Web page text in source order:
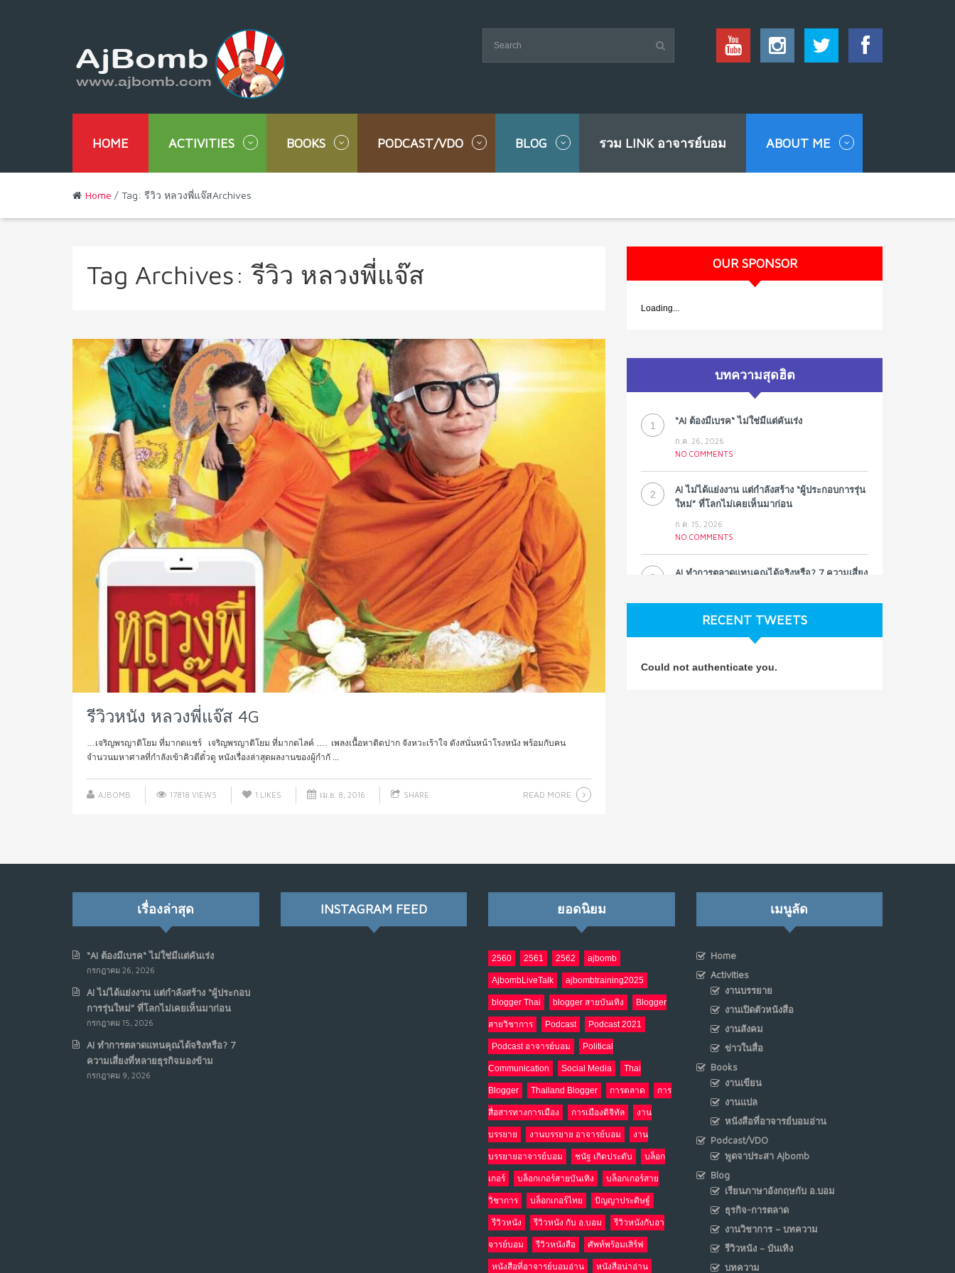
HOME ACTIVITIES BOOKS PODCAST/VDO BLOG รวม LINK อาจารย์บอม ABOUT ME
Home / Tag: รีวิว หลวงพี่แจ๊สArchives
Tag Archives:รีวิว หลวงพี่แจ๊ส
รีวิวหนัง หลวงพี่แจ๊ส 4G
…เจริญพรญาติโยม ที่มากดแชร์ เจริญพรญาติโยม ที่มากดไลค์ …. เพลงเนื้อหาติดปาก จังหวะเร้าใจ ดังสนั่นหน้าโรงหนัง พร้อมกับคน
จำนวนมหาศาลที่กำลังเข้าคิวตีตั๋วดู หนังเรื่องล่าสุดผลงานของผู้กำกั ...
AJBOMB 17818 VIEWS 1 LIKES เม.ย. 8, 2016 SHARE READ MORE
OUR SPONSOR
Loading...
บทความสุดฮิต
1 “AI ต้องมีเบรค“ ไม่ใช่มีแต่คันเร่ง
ก.ค. 26, 2026
NO COMMENTS
2
AI ไม่ได้แย่งงาน แต่กำลังสร้าง “ผู้ประกอบการรุ่น
ใหม่” ที่โลกไม่เคยเห็นมาก่อน
ก.ค. 15, 2026
NO COMMENTS
3
AI ทำการตลาดแทนคุณได้จริงหรือ? 7 ความเสี่ยง
NO COMMENTS
จาก Dan Koe ในแบบอาจารย์บอม
เมื่อรัฐบาลเริ่มคิดแบบแพลตฟอร์ม : AI กำลัง
เปลี่ยนรัฐราชการไปตลอดกาล
NO COMMENTS
8 เมื่อโลกออนไลน์ กลายเป็น“ศาลเตี้ย”
พ.ค. 4, 2026
เม.ย. 19, 2026
NO COMMENTS
10 อินโดนีเซีย กับเกมอำนาจที่มองไม่เห็น
เม.ย. 19, 2026
NO COMMENTS
RECENT TWEETS
Could not authenticate you.
เรื่องล่าสุด
“AI ต้องมีเบรค“ ไม่ใช่มีแต่คันเร่ง
กรกฎาคม 26, 2026
AI ไม่ได้แย่งงาน แต่กำลังสร้าง “ผู้ประกอบ
การรุ่นใหม่” ที่โลกไม่เคยเห็นมาก่อน
กรกฎาคม 15, 2026
AI ทำการตลาดแทนคุณได้จริงหรือ? 7
ความเสี่ยงที่หลายธุรกิจมองข้าม
กรกฎาคม 9, 2026
INSTAGRAM FEED ยอดนิยม
2560 2561 2562 ajbomb
AjbombLiveTalk ajbombtraining2025
blogger Thai blogger สายบันเทิง Blogger
สายวิชาการ Podcast Podcast 2021
Podcast อาจารย์บอม Political
Communication Social Media Thai
Blogger Thailand Blogger การตลาด การ
สื่อสารทางการเมือง การเมืองดิจิทัล งาน
บรรยาย งานบรรยาย อาจารย์บอม งาน
บรรยายอาจารย์บอม ชนัฐ เกิดประดับ บล็อก
เกอร์ บล็อกเกอร์สายบันเทิง บล็อกเกอร์สาย
วิชาการ บล็อกเกอร์ไทย ปัญญาประดิษฐ์
รีวิวหนัง รีวิวหนัง กับ อ.บอม รีวิวหนังกับอา
จารย์บอม รีวิวหนังสือ ศัพท์พร้อมเสิร์ฟ
หนังสือที่อาจารย์บอมอ่าน หนังสือน่าอ่าน
เมนูลัด
Home
Activities
งานบรรยาย
งานเปิดตัวหนังสือ
งานสังคม
ข่าวในสื่อ
Books
งานเขียน
งานแปล
หนังสือที่อาจารย์บอมอ่าน
Podcast/VDO
พูดจาประสา Ajbomb
Blog
เรียนภาษาอังกฤษกับ อ.บอม
ธุรกิจ-การตลาด
งานวิชาการ – บทความ
รีวิวหนัง – บันเทิง
บทความ